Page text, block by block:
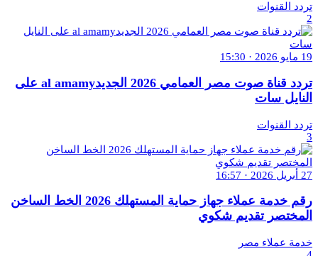
تردد القنوات
2
19 مايو 2026 · 15:30
تردد قناة صوت مصر العمامي 2026 الجديدal amamy على
النايل سات
تردد القنوات
3
27 أبريل 2026 · 16:57
رقم خدمة عملاء جهاز حماية المستهلك 2026 الخط الساخن
المختصر تقديم شكوي
خدمة عملاء مصر